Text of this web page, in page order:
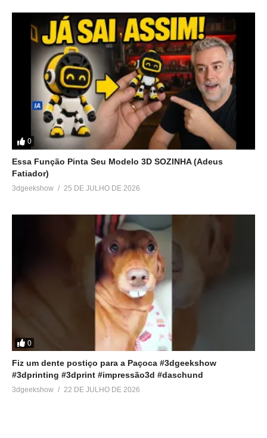
0
Essa Função Pinta Seu Modelo 3D SOZINHA (Adeus
Fatiador)
3dgeekshow 25 DE JULHO DE 2026
0
Fiz um dente postiço para a Paçoca #3dgeekshow
#3dprinting #3dprint #impressão3d #daschund
3dgeekshow 22 DE JULHO DE 2026